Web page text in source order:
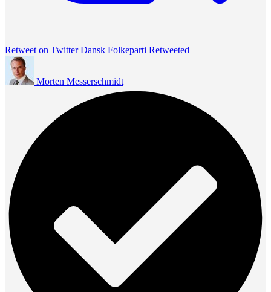
Retweet on Twitter Dansk Folkeparti Retweeted
Morten Messerschmidt